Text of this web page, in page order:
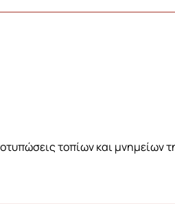
τοπίων και μνημείων